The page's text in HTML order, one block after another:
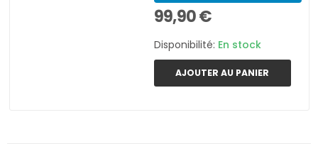
99,90 €
Disponibilité: En stock
AJOUTER AU PANIER